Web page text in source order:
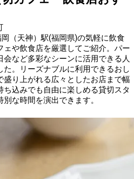
（天神）駅(福岡県)の気軽に飲食
ェや飲食店を厳選してご紹介。パー
会など多彩なシーンに活用できる人
た。リーズナブルに利用できるおし
盛り上がれる広々としたお店まで幅
ち込みでも自由に楽しめる貸切スタ
な時間を演出できます。